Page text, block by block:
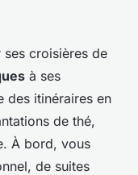
ses croisières de
à ses
des itinéraires en
de thé,
À bord, vous
de suites